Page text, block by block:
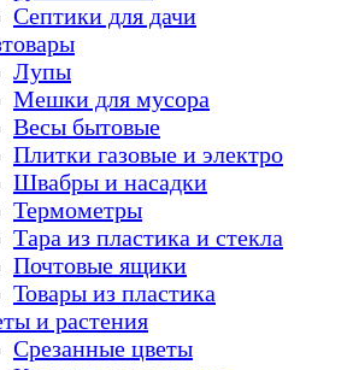
Септики для дачи
Лупы
Мешки для мусора
Весы бытовые
Плитки газовые и электро
Швабры и насадки
Термометры
Тара из пластика и стекла
Почтовые ящики
Товары из пластика
и растения
Срезанные цветы